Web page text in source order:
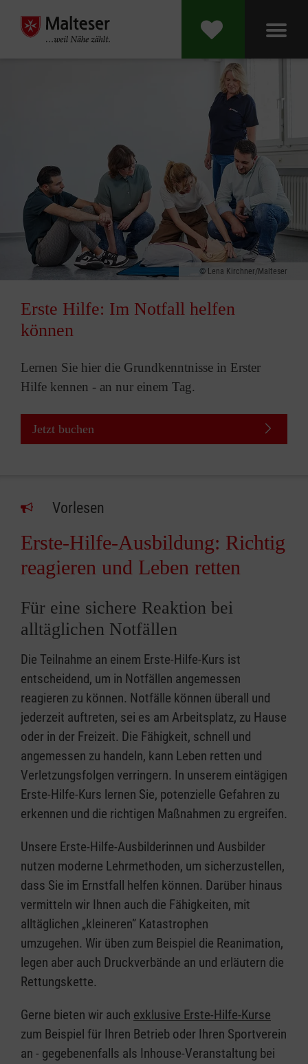
Lena Kirchner/Malteser
Erste Hilfe: Im Notfall helfen
können
Lernen Sie hier die Grundkenntnisse in Erster
Hilfe kennen - an nur einem Tag.
Jetzt buchen
Vorlesen
Erste-Hilfe-Ausbildung: Richtig
reagieren und Leben retten
Für eine sichere Reaktion bei
alltäglichen Notfällen
Die Teilnahme an einem Erste-Hilfe-Kurs ist
entscheidend, um in Notfällen angemessen
reagieren zu können. Notfälle können überall und
jederzeit auftreten, sei es am Arbeitsplatz, zu Hause
oder in der Freizeit. Die Fähigkeit, schnell und
angemessen zu handeln, kann Leben retten und
Verletzungsfolgen verringern. In unserem eintägigen
Erste-Hilfe-Kurs lernen Sie, potenzielle Gefahren zu
erkennen und die richtigen Maßnahmen zu ergreifen.
Unsere Erste-Hilfe-Ausbilderinnen und Ausbilder
nutzen moderne Lehrmethoden, um sicherzustellen,
dass Sie im Ernstfall helfen können. Darüber hinaus
vermitteln wir Ihnen auch die Fähigkeiten, mit
alltäglichen „kleineren” Katastrophen
umzugehen. Wir üben zum Beispiel die Reanimation,
legen aber auch Druckverbände an und erläutern die
Rettungskette.
Gerne bieten wir auch exklusive Erste-Hilfe-Kurse
zum Beispiel für Ihren Betrieb oder Ihren Sportverein
an - gegebenenfalls als Inhouse-Veranstaltung bei